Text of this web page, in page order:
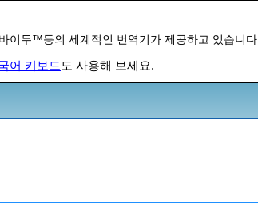
이두™등의 세계적인 번역기가 제공하고 있습니다.
어 키보드 도 사용해 보세요.